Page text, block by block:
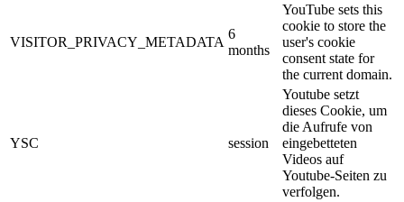
VISITOR_PRIVACY_METADATA
6
months
YouTube sets this
cookie to store the
user's cookie
consent state for
the current domain.
YSC session
Youtube setzt
dieses Cookie, um
die Aufrufe von
eingebetteten
Videos auf
Youtube-Seiten zu
verfolgen.